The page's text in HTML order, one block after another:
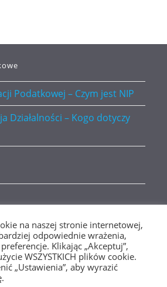
Podatkowej – Czym jest NIP
Działalności – Kogo dotyczy
na naszej stronie internetowej,
odpowiednie wrażenia,
Klikając „Akceptuj”,
WSZYSTKICH plików cookie.
„Ustawienia”, aby wyrazić